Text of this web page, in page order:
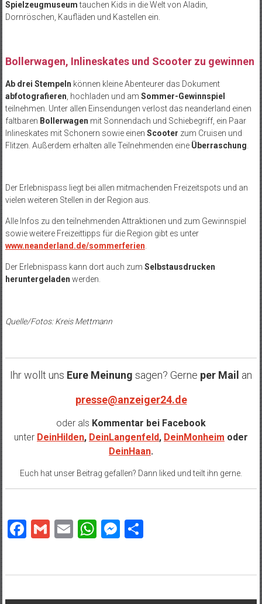
Spielzeugmuseumtauchen Kids in die Welt von Aladin,
Dornröschen, Kaufläden und Kastellen ein.
Bollerwagen, Inlineskates und Scooter zu gewinnen
Ab drei Stempeln können kleine Abenteurer das Dokument
abfotografieren , hochladen und am Sommer-Gewinnspiel
teilnehmen. Unter allen Einsendungen verlost das neanderland einen
faltbaren Bollerwagen mit Sonnendach und Schiebegriff, ein Paar
Inlineskates mit Schonern sowie einen Scooter zum Cruisen und
Flitzen. Außerdem erhalten alle Teilnehmenden eine Überraschung
Der Erlebnispass liegt bei allen mitmachenden Freizeitspots und an
vielen weiteren Stellen in der Region aus.
Alle Infos zu den teilnehmenden Attraktionen und zum Gewinnspiel
sowie weitere Freizeittipps für die Region gibt es unter
www.neanderland.de/sommerferien
Der Erlebnispass kann dort auch zum Selbstausdrucken
heruntergeladen werden.
Quelle/Fotos: Kreis Mettmann
Ihr wollt uns Eure Meinung sagen? Gerne per Mail an
presse@anzeiger24.de
oder als Kommentar bei Facebook
unter DeinHilden, DeinLangenfeld, DeinMonheim oder
DeinHaan.
Euch hat unser Beitrag gefallen? Dann liked und teilt ihn gerne.
Facebook
Gmail
EmailWhatsApp
Messenger
Teilen